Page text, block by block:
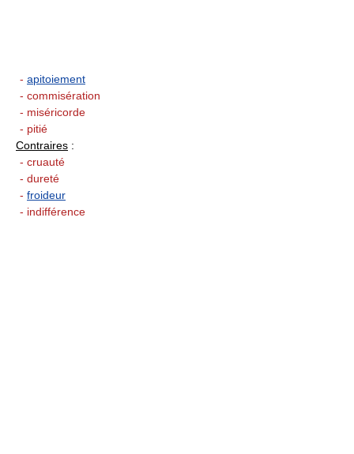
- apitoiement
- commisération
- miséricorde
- pitié
Contraires :
- cruauté
- dureté
- froideur
- indifférence